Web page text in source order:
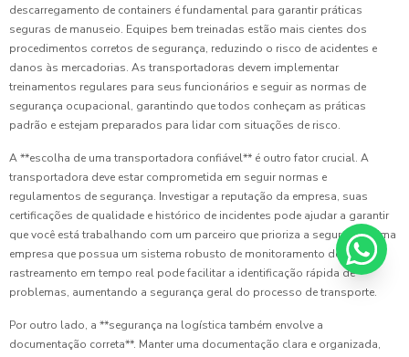
descarregamento de containers é fundamental para garantir práticas
seguras de manuseio. Equipes bem treinadas estão mais cientes dos
procedimentos corretos de segurança, reduzindo o risco de acidentes e
danos às mercadorias. As transportadoras devem implementar
treinamentos regulares para seus funcionários e seguir as normas de
segurança ocupacional, garantindo que todos conheçam as práticas
padrão e estejam preparados para lidar com situações de risco.
A **escolha de uma transportadora confiável** é outro fator crucial. A
transportadora deve estar comprometida em seguir normas e
regulamentos de segurança. Investigar a reputação da empresa, suas
certificações de qualidade e histórico de incidentes pode ajudar a garantir
que você está trabalhando com um parceiro que prioriza a segurança. Uma
empresa que possua um sistema robusto de monitoramento de carga e
rastreamento em tempo real pode facilitar a identificação rápida de
problemas, aumentando a segurança geral do processo de transporte.
Por outro lado, a **segurança na logística também envolve a
documentação correta**. Manter uma documentação clara e organizada,